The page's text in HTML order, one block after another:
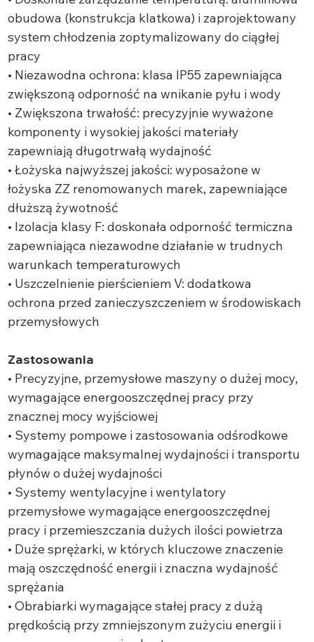
obudowa (konstrukcja klatkowa) i zaprojektowany
system chłodzenia zoptymalizowany do ciągłej
pracy
• Niezawodna ochrona: klasa IP55 zapewniająca
zwiększoną odporność na wnikanie pyłu i wody
• Zwiększona trwałość: precyzyjnie wyważone
komponenty i wysokiej jakości materiały
zapewniają długotrwałą wydajność
• Łożyska najwyższej jakości: wyposażone w
łożyska ZZ renomowanych marek, zapewniające
dłuższą żywotność
• Izolacja klasy F: doskonała odporność termiczna
zapewniająca niezawodne działanie w trudnych
warunkach temperaturowych
• Uszczelnienie pierścieniem V: dodatkowa
ochrona przed zanieczyszczeniem w środowiskach
przemysłowych
Zastosowania
• Precyzyjne, przemysłowe maszyny o dużej mocy,
wymagające energooszczędnej pracy przy
znacznej mocy wyjściowej
• Systemy pompowe i zastosowania odśrodkowe
wymagające maksymalnej wydajności i transportu
płynów o dużej wydajności
• Systemy wentylacyjne i wentylatory
przemysłowe wymagające energooszczędnej
pracy i przemieszczania dużych ilości powietrza
• Duże sprężarki, w których kluczowe znaczenie
mają oszczędność energii i znaczna wydajność
sprężania
• Obrabiarki wymagające stałej pracy z dużą
prędkością przy zmniejszonym zużyciu energii i